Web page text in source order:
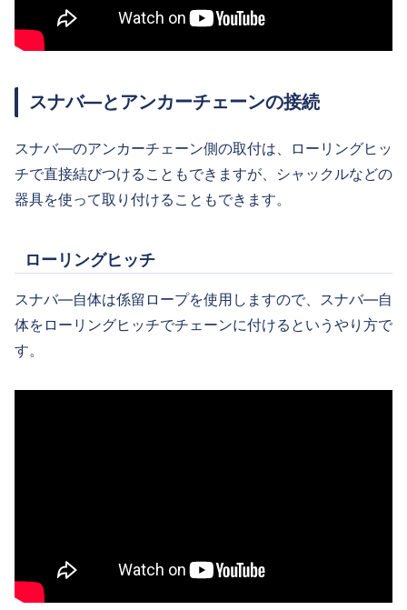
スナバ―とアンカーチェーンの接続
スナバ―のアンカーチェーン側の取付は、ローリングヒッ
チで直接結びつけることもできますが、シャックルなどの
器具を使って取り付けることもできます。
ローリングヒッチ
スナバ―自体は係留ロープを使用しますので、スナバ―自
体をローリングヒッチでチェーンに付けるというやり方で
す。